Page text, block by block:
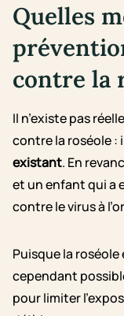
Quelles
contre la
Il n’existe pas
contre la roséole :
existant. En
et un enfant qui a
contre le virus à
Puisque la
cependant
pour limiter